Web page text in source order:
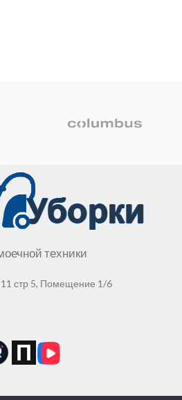
техники
стр 5, Помещение 1/6